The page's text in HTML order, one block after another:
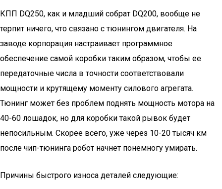
КПП DQ250, как и младший собрат DQ200, вообще не
терпит ничего, что связано с тюнингом двигателя. На
заводе корпорация настраивает программное
обеспечение самой коробки таким образом, чтобы ее
передаточные числа в точности соответствовали
мощности и крутящему моменту силового агрегата.
Тюнинг может без проблем поднять мощность мотора на
40-60 лошадок, но для коробки такой рывок будет
непосильным. Скорее всего, уже через 10-20 тысяч км
после чип-тюнинга робот начнет понемногу умирать.
Причины быстрого износа деталей следующие: